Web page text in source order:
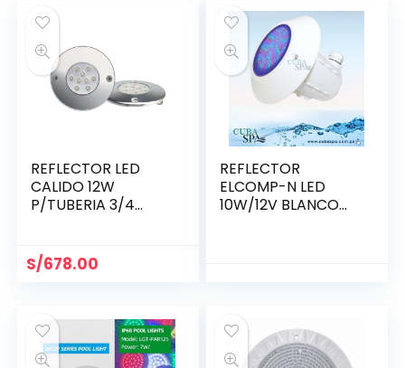
REFLECTOR LED
CALIDO 12W
P/TUBERIA 3/4
S/678.00
REFLECTOR
ELCOMP-N LED
10W/12V BLANCO